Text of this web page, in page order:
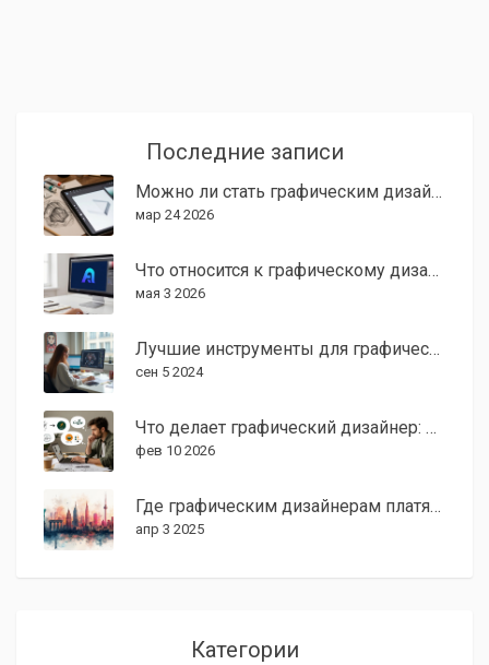
Последние записи
Можно ли стать графическим дизайнером без умения рисовать: реальность 2026 года
мар 24 2026
Что относится к графическому дизайну: сферы, задачи и заработок в 2026 году
мая 3 2026
Лучшие инструменты для графического дизайнера
сен 5 2024
Что делает графический дизайнер: реальные задачи и ежедневная работа
фев 10 2026
Где графическим дизайнерам платят больше всего?
апр 3 2025
Категории